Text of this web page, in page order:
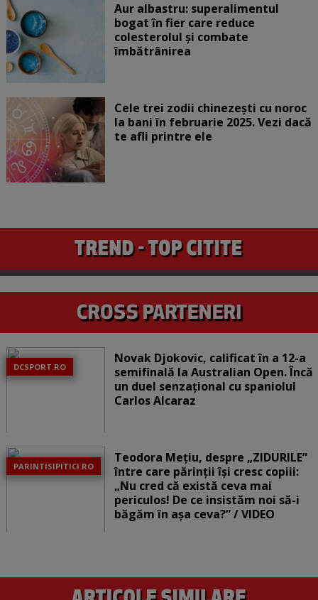
Aur albastru: superalimentul
bogat în fier care reduce
colesterolul și combate
îmbătrânirea
Cele trei zodii chinezești cu noroc
la bani în februarie 2025. Vezi dacă
te afli printre ele
DCSPORT.RO
Novak Djokovic, calificat în a 12-a
semifinală la Australian Open. Încă
un duel senzațional cu spaniolul
Carlos Alcaraz
PARINTISIPITICI.RO
Teodora Mețiu, despre „ZIDURILE”
între care părinții își cresc copiii:
„Nu cred că există ceva mai
periculos! De ce insistăm noi să-i
băgăm în așa ceva?” / VIDEO